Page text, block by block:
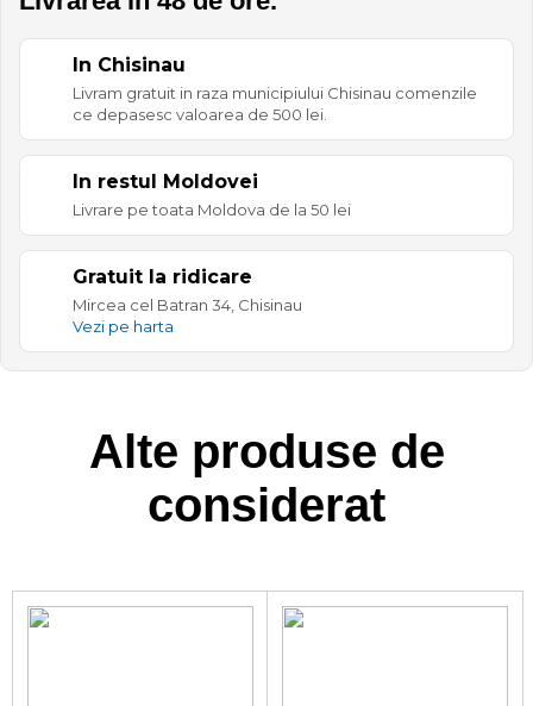
In Chisinau
Livram gratuit in raza municipiului Chisinau comenzile
ce depasesc valoarea de 500 lei.
In restul Moldovei
Livrare pe toata Moldova de la 50 lei
Gratuit la ridicare
Mircea cel Batran 34, Chisinau
Vezi pe harta
Alte produse de
considerat